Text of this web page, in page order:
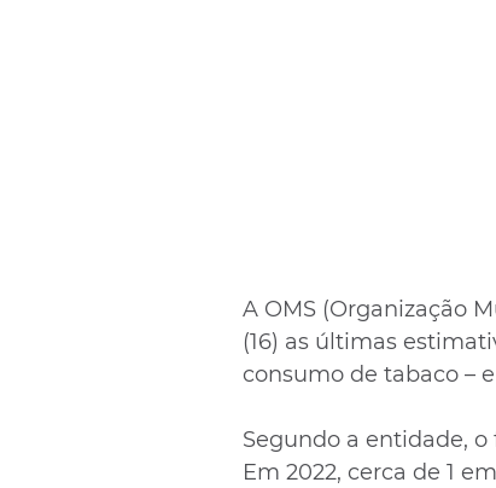
A OMS (Organização
(16) as últimas
consumo de tabaco –
Segundo a entidade,
Em 2022, cerca de 1